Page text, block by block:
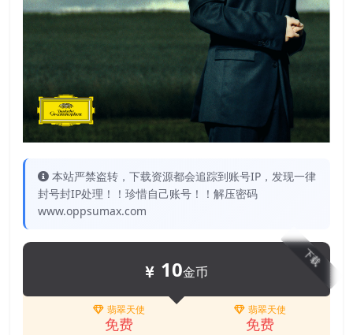
本站严禁盗转，下载资源都会追踪到账号IP，发现一律
封号封IP处理！！珍惜自己账号！！解压密码
www.oppsumax.com
下载
10金币
翡翠天使
免费
翡翠天使
免费